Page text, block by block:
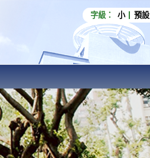
字級： 小 預設